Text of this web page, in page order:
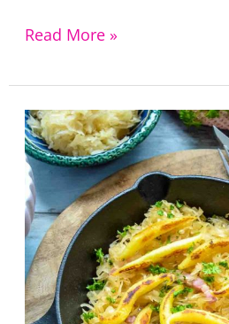
Kohlrouladen
|
Omas
Wirsingrouladen
Read More »